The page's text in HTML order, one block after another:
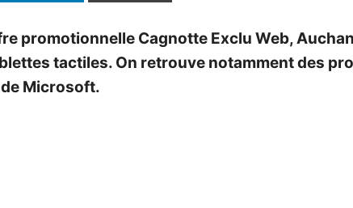
promotionnelle Cagnotte Exclu Web,
tactiles. On retrouve notamment des
Microsoft.